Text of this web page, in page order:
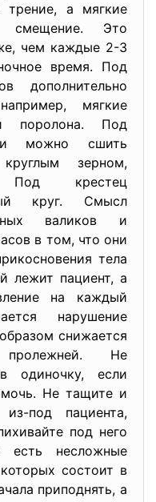
трение, а мягкие
смещение. Это
чем каждые 2-3
время. Под
дополнительно
мягкие
поролона. Под
можно сшить
зерном,
Под крестец
круг. Смысл
валиков и
в том, что они
тела
лежит пациент, а
на каждый
нарушение
снижается
пролежней. Не
одиночку, если
Не тащите и
под пациента,
под него
есть несложные
состоит в
приподнять, а